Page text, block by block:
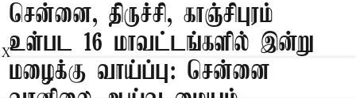
சென்னை, திருச்சி, காஞ்சிபுரம்
உள்பட 16 மாவட்டங்களில் இன்று
மழைக்கு வாய்ப்பு: சென்னை
X